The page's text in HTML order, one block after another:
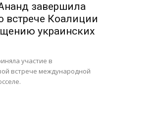
завершила
встрече Коалиции
украинских
участие в
встрече международной